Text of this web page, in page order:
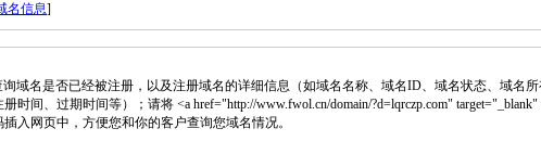
名信息]
域名是否已经被注册，以及注册域名的详细信息（如域名名称、域名ID、域名状态、域名所
时间、过期时间等）；请将 <a href="http://www.fwol.cn/domain/?d=lqrczp.com"
插入网页中，方便您和你的客户查询您域名情况。